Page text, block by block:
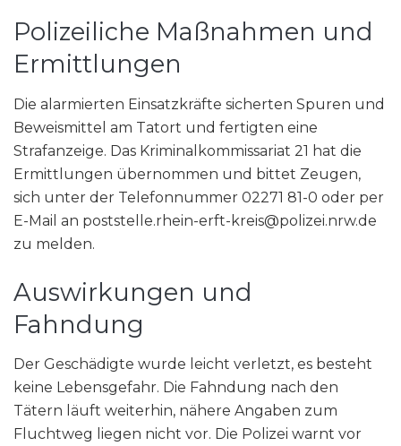
Polizeiliche Maßnahmen und
Ermittlungen
Die alarmierten Einsatzkräfte sicherten Spuren und
Beweismittel am Tatort und fertigten eine
Strafanzeige. Das Kriminalkommissariat 21 hat die
Ermittlungen übernommen und bittet Zeugen,
sich unter der Telefonnummer 02271 81-0 oder per
E-Mail an poststelle.rhein-erft-kreis@polizei.nrw.de
zu melden.
Auswirkungen und
Fahndung
Der Geschädigte wurde leicht verletzt, es besteht
keine Lebensgefahr. Die Fahndung nach den
Tätern läuft weiterhin, nähere Angaben zum
Fluchtweg liegen nicht vor. Die Polizei warnt vor